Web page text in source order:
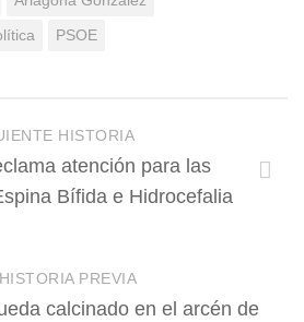
PSOE
HISTORIA
atención para las
Bífida e Hidrocefalia
HISTORIA PREVIA
calcinado en el arcén de